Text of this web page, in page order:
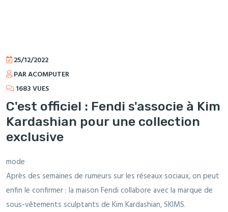
25/12/2022
PAR ACOMPUTER
1683 VUES
C'est officiel : Fendi s'associe à Kim
Kardashian pour une collection
exclusive
mode
Après des semaines de rumeurs sur les réseaux sociaux, on peut
enfin le confirmer : la maison Fendi collabore avec la marque de
sous-vêtements sculptants de Kim Kardashian, SKIMS.